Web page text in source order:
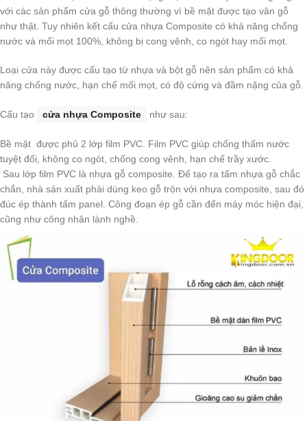
với các sản phẩm cửa gỗ thông thường vì bề mặt được tạo vân gỗ
như thật. Tuy nhiên kết cấu cửa nhựa Composite có khả năng chống
nước và mối mọt 100%, không bị cong vênh, co ngót hay mối mọt.
Loại cửa này được cấu tạo từ nhựa và bột gỗ nên sản phẩm có khả
năng chống nước, hạn chế mối mọt, có độ cứng và đầm nặng của gỗ.
Cấu tạo cửa nhựa Composite như sau:
Bề mặt được phủ 2 lớp film PVC. Film PVC giúp chống thấm nước
tuyệt đối, không co ngót, chống cong vênh, hạn chế trầy xước.
Sau lớp film PVC là nhựa gỗ composite. Để tạo ra tấm nhựa gỗ chắc
chắn, nhà sản xuất phải dùng keo gỗ trộn với nhựa composite, sau đó
đúc ép thành tấm panel. Công đoạn ép gỗ cần đến máy móc hiện đại,
cũng như công nhân lành nghề.